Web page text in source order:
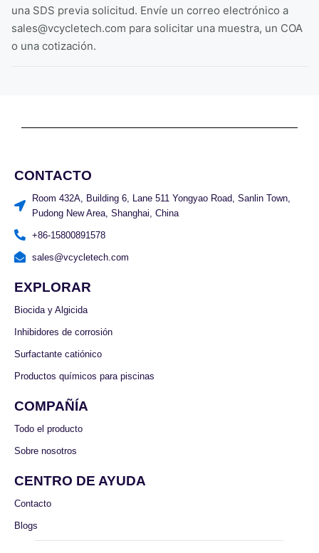
una SDS previa solicitud. Envíe un correo electrónico a
sales@vcycletech.com para solicitar una muestra, un COA
o una cotización.
CONTACTO
Room 432A, Building 6, Lane 511 Yongyao Road, Sanlin Town,
Pudong New Area, Shanghai, China
+86-15800891578
sales@vcycletech.com
EXPLORAR
Biocida y Algicida
Inhibidores de corrosión
Surfactante catiónico
Productos químicos para piscinas
COMPAÑÍA
Todo el producto
Sobre nosotros
CENTRO DE AYUDA
Contacto
Blogs